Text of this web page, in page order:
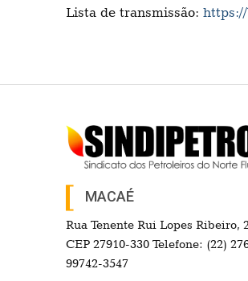
Lista de transmissão:
MACAÉ
Rua Tenente Rui Lopes Ribeiro,
CEP 27910-330 Telefone: (22)
99742-3547